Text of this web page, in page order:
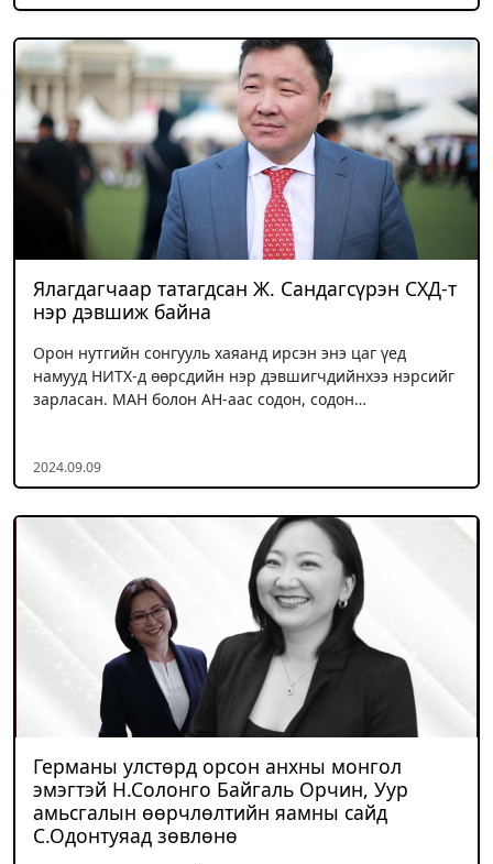
Ялагдагчаар татагдсан Ж. Сандагсүрэн СХД-т
нэр дэвшиж байна
Орон нутгийн сонгууль хаяанд ирсэн энэ цаг үед
намууд НИТХ-д өөрсдийн нэр дэвшигчдийнхээ нэрсийг
зарласан. МАН болон АН-аас содон, содон…
2024.09.09
Германы улстөрд орсон анхны монгол
эмэгтэй Н.Солонго Байгаль Орчин, Уур
амьсгалын өөрчлөлтийн яамны сайд
С.Одонтуяад зөвлөнө